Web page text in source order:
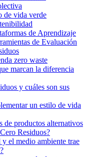
de vida verde
de Aprendizaje
de Evaluación
zero waste
marcan la diferencia
y cuáles son sus
un estilo de vida
de productos alternativos
Residuos?
el medio ambiente trae